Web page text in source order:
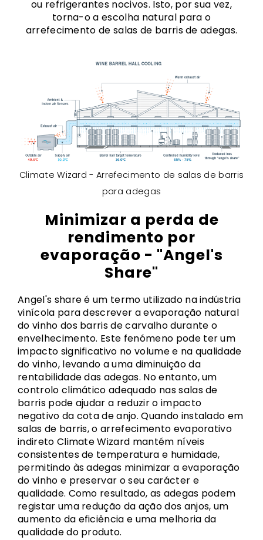
ou refrigerantes nocivos. Isto, por sua vez,
torna-o a escolha natural para o
arrefecimento de salas de barris de adegas.
Climate Wizard - Arrefecimento de salas de barris
para adegas
Minimizar a perda de
rendimento por
evaporação - "Angel's
Share"
Angel's share é um termo utilizado na indústria
vinícola para descrever a evaporação natural
do vinho dos barris de carvalho durante o
envelhecimento. Este fenómeno pode ter um
impacto significativo no volume e na qualidade
do vinho, levando a uma diminuição da
rentabilidade das adegas. No entanto, um
controlo climático adequado nas salas de
barris pode ajudar a reduzir o impacto
negativo da cota de anjo. Quando instalado em
salas de barris, o arrefecimento evaporativo
indireto Climate Wizard mantém níveis
consistentes de temperatura e humidade,
permitindo às adegas minimizar a evaporação
do vinho e preservar o seu carácter e
qualidade. Como resultado, as adegas podem
registar uma redução da ação dos anjos, um
aumento da eficiência e uma melhoria da
qualidade do produto.